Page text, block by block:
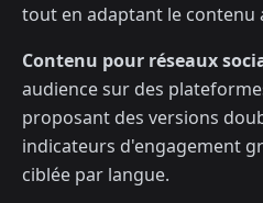
tout en adaptant le contenu
Contenu pour réseaux
audience sur des
proposant des versions
indicateurs d'engagement
ciblée par langue.